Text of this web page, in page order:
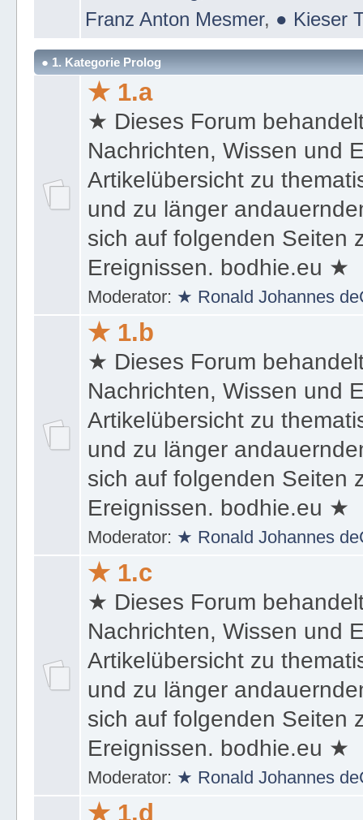
Linus Pauling,★
Franz Anton Mesmer,● Kieser
● 1. Kategorie Prolog
★ 1.a
★ Dieses Forum
Nachrichten, Wissen und
Artikelübersicht zu
und zu länger
sich auf folgenden Seiten
Ereignissen. bodhie.eu ★
Moderator:
★ 1.b
★ Dieses Forum
Nachrichten, Wissen und
Artikelübersicht zu
und zu länger
sich auf folgenden Seiten
Ereignissen. bodhie.eu ★
Moderator:
★ 1.c
★ Dieses Forum
Nachrichten, Wissen und
Artikelübersicht zu
und zu länger
sich auf folgenden Seiten
Ereignissen. bodhie.eu ★
Moderator: